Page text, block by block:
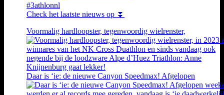
#3athlonnl
Check het laatste nieuws op ⏬
Voormalig hardloopster, tegenwoordig wielrenster,
Daar is ‘ie: de nieuwe Canyon Speedmax! Afgelopen